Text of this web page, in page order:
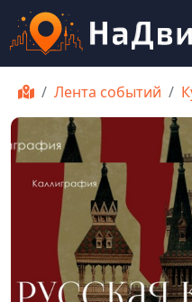
Лента событий